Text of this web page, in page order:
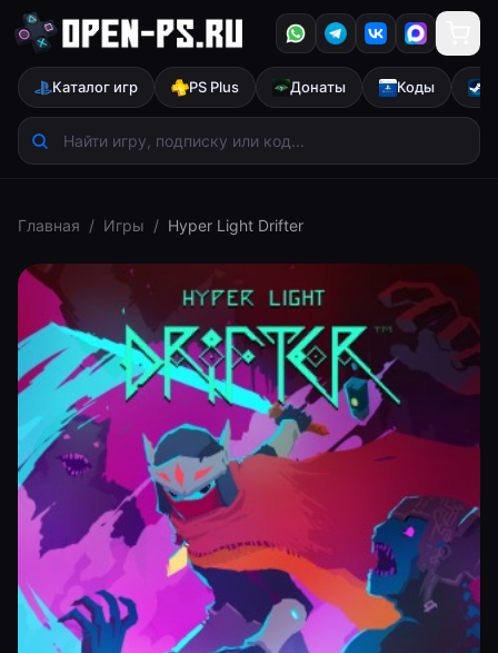
Каталог игр PS Plus Донаты Коды
Главная / Игры / Hyper Light Drifter